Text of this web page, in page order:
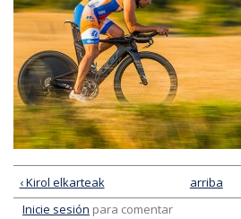
‹ Kirol elkarteak arriba
Inicie sesión para comentar